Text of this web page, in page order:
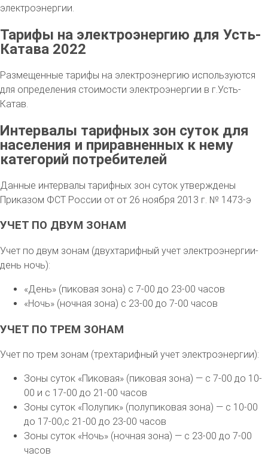
электроэнергии.
Тарифы на электроэнергию для Усть-
Катава 2022
Размещенные тарифы на электроэнергию используются
для определения стоимости электроэнергии в г.Усть-
Катав.
Интервалы тарифных зон суток для
населения и приравненных к нему
категорий потребителей
Данные интервалы тарифных зон суток утверждены
Приказом ФСТ России от от 26 ноября 2013 г. № 1473-э
УЧЕТ ПО ДВУМ ЗОНАМ
Учет по двум зонам (двухтарифный учет электроэнергии-
день ночь):
«День» (пиковая зона) с 7-00 до 23-00 часов
«Ночь» (ночная зона) с 23-00 до 7-00 часов
УЧЕТ ПО ТРЕМ ЗОНАМ
Учет по трем зонам (трехтарифный учет электроэнергии):
Зоны суток «Пиковая» (пиковая зона) — с 7-00 до 10-
00 и с 17-00 до 21-00 часов
Зоны суток «Полупик» (полупиковая зона) — с 10-00
до 17-00,с 21-00 до 23-00 часов
Зоны суток «Ночь» (ночная зона) — с 23-00 до 7-00
часов